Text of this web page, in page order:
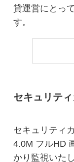
貸運営にとっ
す。
セキュリテ
セキュリティ
4.0M フルHD
かり監視いた